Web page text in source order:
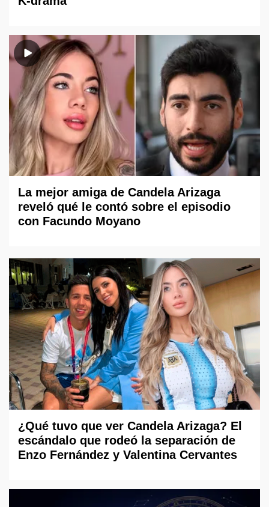
La mejor amiga de Candela Arizaga
reveló qué le contó sobre el episodio
con Facundo Moyano
¿Qué tuvo que ver Candela Arizaga? El
escándalo que rodeó la separación de
Enzo Fernández y Valentina Cervantes